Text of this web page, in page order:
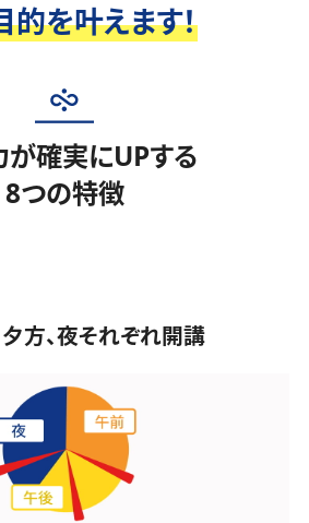
的を叶えます！
が確実にUPする
8つの特徴
方、夜それぞれ開講